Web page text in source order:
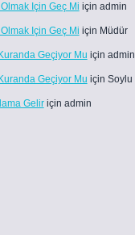
Için Geç Mi için admin
Için Geç Mi için Müdür
Geçiyor Mu için admin
Geçiyor Mu için Soylu
Geliriçin admin